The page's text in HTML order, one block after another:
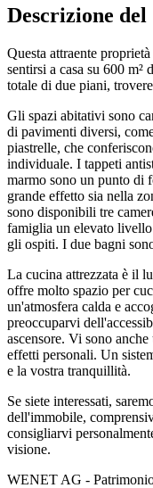
Descrizione del
Questa attraente
sentirsi a casa su 600
totale di due piani,
Gli spazi abitativi sono
di pavimenti diversi,
piastrelle, che
individuale. I tappeti
marmo sono un punto di
grande effetto sia nella
sono disponibili tre
famiglia un elevato
gli ospiti. I due bagni
La cucina attrezzata è il
offre molto spazio per
un'atmosfera calda e
preoccuparvi
ascensore. Vi sono
effetti personali. Un
e la vostra tranquillità.
Se siete interessati,
dell'immobile,
consigliarvi
visione.
WENET AG -